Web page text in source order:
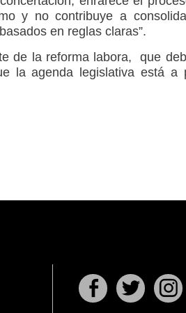
y no contribuye a
en reglas claras”.
de la reforma labora, que
la agenda legislativa está a